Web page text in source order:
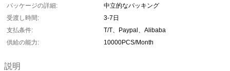
パッケージの詳細:
中立的なパッキング
受渡し時間:
3-7日
支払条件:
T/T、Paypal、Alibaba
供給の能力:
10000PCS/Month
説明